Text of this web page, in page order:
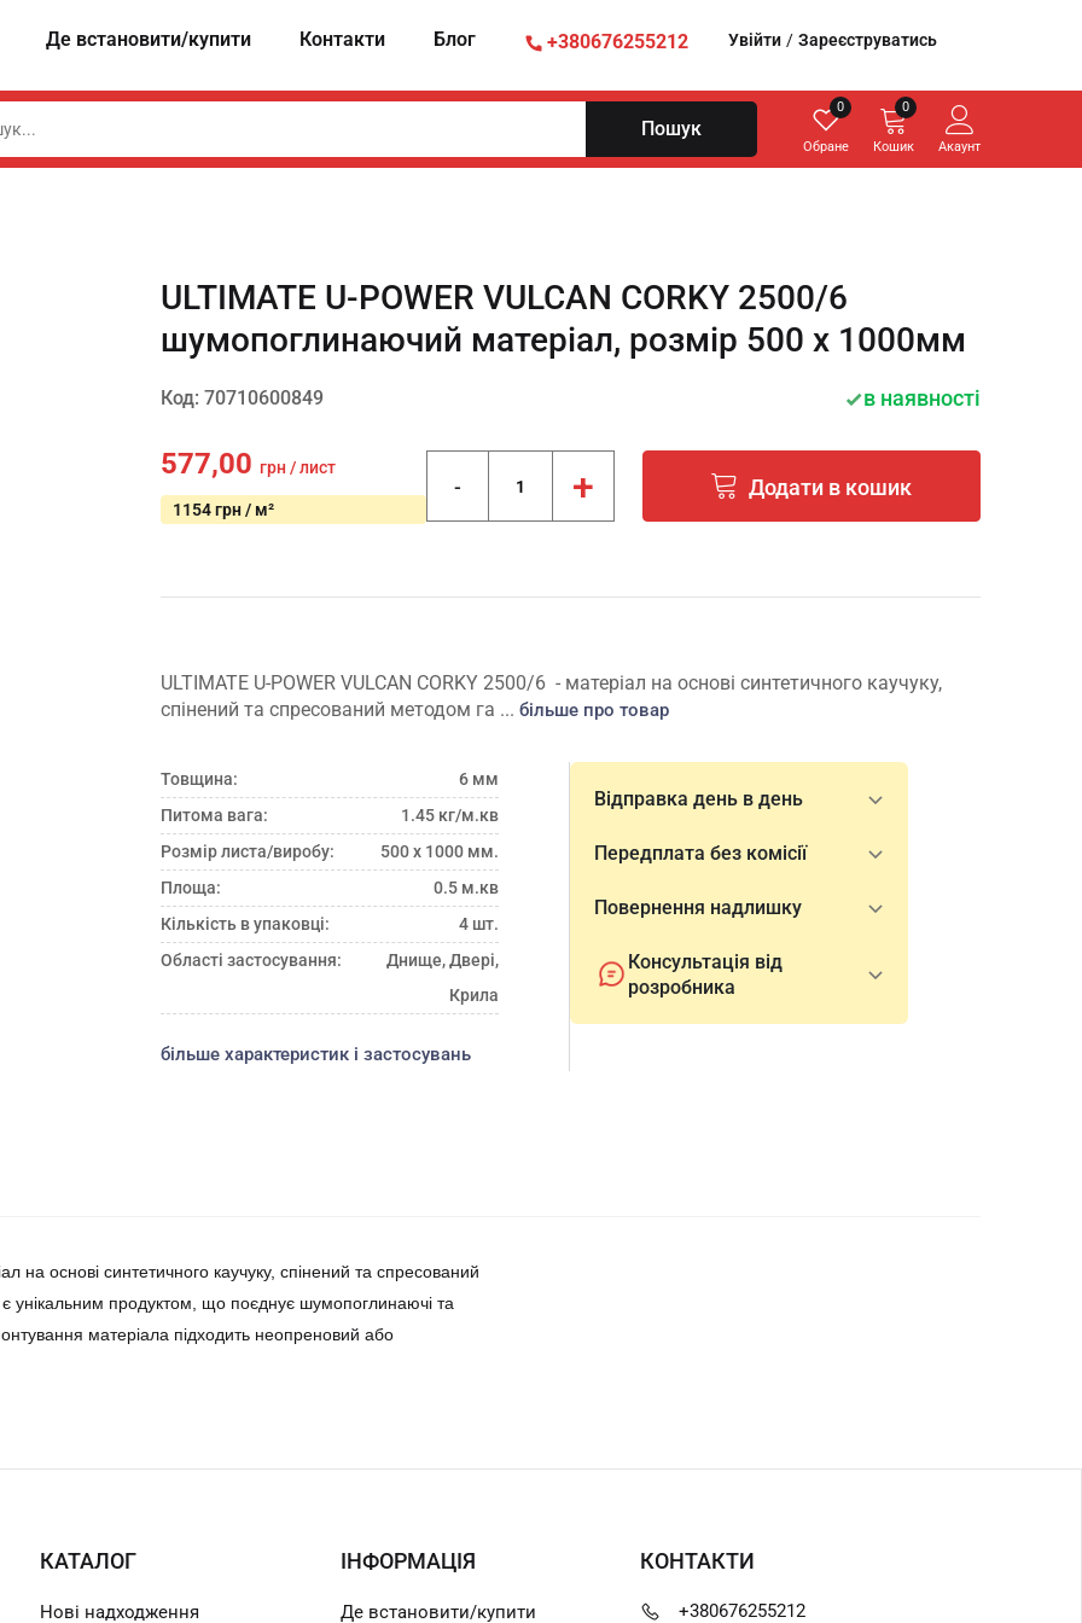
Де встановити/купити Контакти Блог +380676255212 Увійти / Зареєструватись
Пошук
0
Обране Кошик
0
Акаунт
ULTIMATE U-POWER VULCAN CORKY 2500/6
шумопоглинаючий матеріал, розмір 500 х 1000мм
Код: 70710600849 в наявності
577,00 грн / лист
1154 грн / м²
- + Додати в кошик
ULTIMATE U-POWER VULCAN CORKY 2500/6 - матеріал на основі синтетичного каучуку,
спінений та спресований методом га ... більше про товар
Товщина:
6 мм
Питома вага:
1.45 кг/м.кв
Розмір листа/виробу:
500 х 1000 мм.
Площа:
0.5 м.кв
Кількість в упаковці:
4 шт.
Області застосування:
Днище, Двері,
Крила
більше характеристик і застосувань
Відправка день в день
Передплата без комісії
Повернення надлишку
Консультація від
розробника
на основі синтетичного каучуку, спінений та спресований
унікальним продуктом, що поєднує шумопоглинаючі та
матеріала підходить неопреновий або
КАТАЛОГ
Нові надходження
ІНФОРМАЦІЯ
Де встановити/купити
КОНТАКТИ
+380676255212